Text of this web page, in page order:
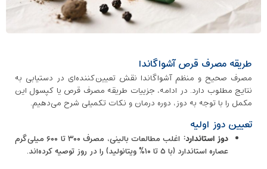
طریقه مصرف قرص آشواگاندا
مصرف صحیح و منظم آشواگاندا نقش تعیین‌کننده‌ای در دستیابی به
نتایج مطلوب دارد. در ادامه، جزییات طریقه مصرف قرص یا کپسول این
مکمل را با توجه به دوز، دوره درمان و نکات تکمیلی شرح می‌دهیم.
تعیین دوز اولیه
دوز استاندارد:
اغلب مطالعات بالینی، مصرف ۳۰۰ تا ۶۰۰ میلی‌گرم
عصاره استاندارد (با ۵ تا ۱۰% ویتانولید) را در روز توصیه کرده‌اند.